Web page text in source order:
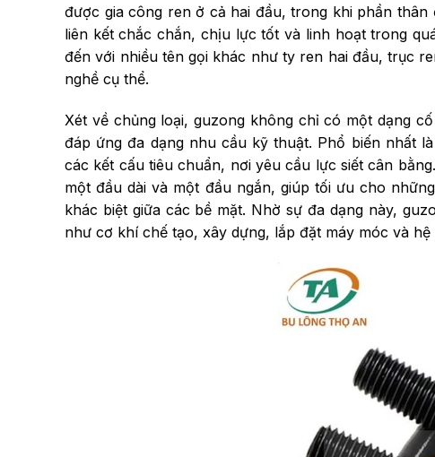
được gia công ren ở cả hai đầu, trong khi phần
liên kết chắc chắn, chịu lực tốt và linh hoạt trong
đến với nhiều tên gọi khác như ty ren hai đầu, trục
nghề cụ thể.
Xét về chủng loại, guzong không chỉ có một dạng
đáp ứng đa dạng nhu cầu kỹ thuật. Phổ biến nhất
các kết cấu tiêu chuẩn, nơi yêu cầu lực siết cân
một đầu dài và một đầu ngắn, giúp tối ưu cho
khác biệt giữa các bề mặt. Nhờ sự đa dạng này,
như cơ khí chế tạo, xây dựng, lắp đặt máy móc và